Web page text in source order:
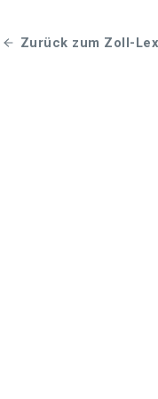
Zurück zum Zoll-